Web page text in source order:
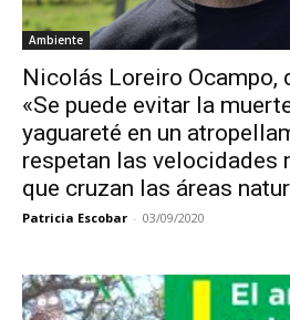
Ambiente
Nicolás Loreiro Ocampo,
«Se puede evitar la
yaguareté en un
respetan las velocidades
que cruzan las áreas
Patricia Escobar - 03/09/2020